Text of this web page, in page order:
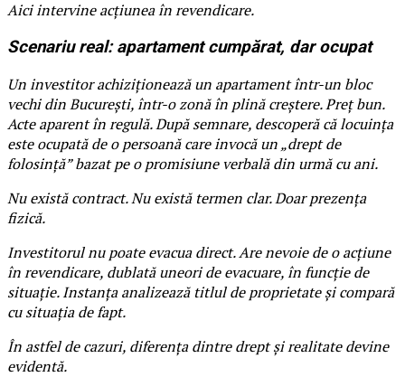
Aici intervine acțiunea în revendicare.
Scenariu real: apartament cumpărat, dar ocupat
Un investitor achiziționează un apartament într-un bloc
vechi din București, într-o zonă în plină creștere. Preț bun.
Acte aparent în regulă. După semnare, descoperă că locuința
este ocupată de o persoană care invocă un „drept de
folosință” bazat pe o promisiune verbală din urmă cu ani.
Nu există contract. Nu există termen clar. Doar prezența
fizică.
Investitorul nu poate evacua direct. Are nevoie de o acțiune
în revendicare, dublată uneori de evacuare, în funcție de
situație. Instanța analizează titlul de proprietate și compară
cu situația de fapt.
În astfel de cazuri, diferența dintre drept și realitate devine
evidentă.